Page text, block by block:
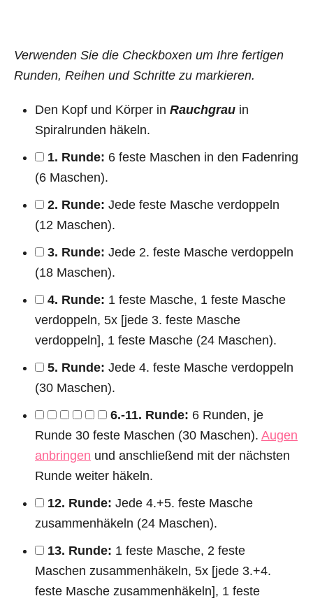
Verwenden Sie die Checkboxen um Ihre fertigen
Runden, Reihen und Schritte zu markieren.
Den Kopf und Körper in Rauchgrau in
Spiralrunden häkeln.
1. Runde: 6 feste Maschen in den Fadenring
(6 Maschen).
2. Runde: Jede feste Masche verdoppeln
(12 Maschen).
3. Runde: Jede 2. feste Masche verdoppeln
(18 Maschen).
4. Runde: 1 feste Masche, 1 feste Masche
verdoppeln, 5x [jede 3. feste Masche
verdoppeln], 1 feste Masche (24 Maschen).
5. Runde: Jede 4. feste Masche verdoppeln
(30 Maschen).
6.-11. Runde: 6 Runden, je
Runde 30 feste Maschen (30 Maschen). Augen
anbringen und anschließend mit der nächsten
Runde weiter häkeln.
12. Runde: Jede 4.+5. feste Masche
zusammenhäkeln (24 Maschen).
13. Runde: 1 feste Masche, 2 feste
Maschen zusammenhäkeln, 5x [jede 3.+4.
feste Masche zusammenhäkeln], 1 feste